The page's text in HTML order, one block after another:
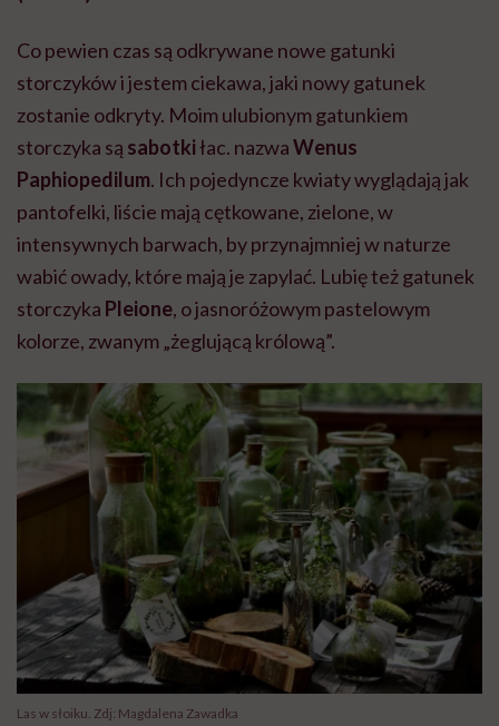
Co pewien czas są odkrywane nowe gatunki
storczyków i jestem ciekawa, jaki nowy gatunek
zostanie odkryty. Moim ulubionym gatunkiem
storczyka są sabotkiłac. nazwaWenus
Paphiopedilum. Ich pojedyncze kwiaty wyglądają jak
pantofelki, liście mają cętkowane, zielone, w
intensywnych barwach, by przynajmniej w naturze
wabić owady, które mają je zapylać. Lubię też gatunek
storczyka Pleione, o jasnoróżowym pastelowym
kolorze, zwanym „żeglującą królową”.
Las w słoiku. Zdj: Magdalena Zawadka